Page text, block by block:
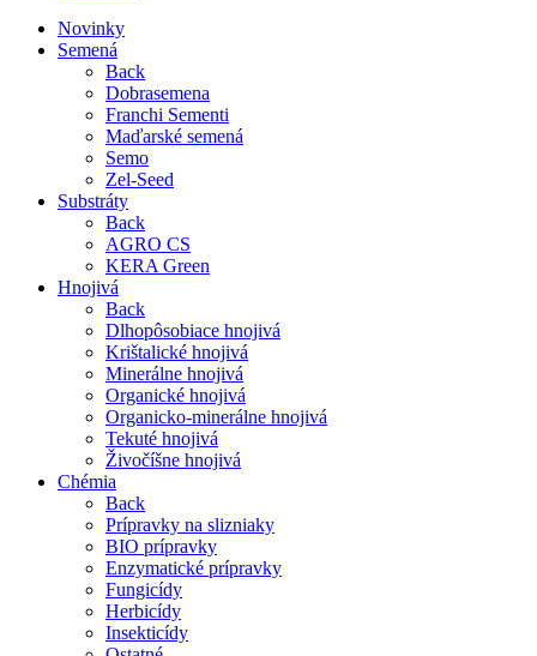
Novinky
Semená
Back
Dobrasemena
Franchi Sementi
Maďarské semená
Semo
Zel-Seed
Substráty
Back
AGRO CS
KERA Green
Hnojivá
Back
Dlhopôsobiace hnojivá
Krištalické hnojivá
Minerálne hnojivá
Organické hnojivá
Organicko-minerálne hnojivá
Tekuté hnojivá
Živočíšne hnojivá
Chémia
Back
Prípravky na slizniaky
BIO prípravky
Enzymatické prípravky
Fungicídy
Herbicídy
Insekticídy